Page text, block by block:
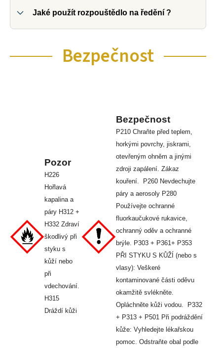
Jaké použít rozpouštědlo na ředění ?
Bezpečnost
Pozor
H226
Hořlavá
kapalina a
páry H312 +
H332 Zdraví
škodlivý při
styku s
kůží nebo
při
vdechování.
H315
Dráždí kůži
Bezpečnost
P210 Chraňte před teplem,
horkými povrchy, jiskrami,
otevřeným ohněm a jinými
zdroji zapálení. Zákaz
kouření. P260 Nevdechujte
páry a aerosoly P280
Používejte ochranné
fluorkaučukové rukavice,
ochranný oděv a ochranné
brýle. P303 + P361+ P353
PŘI STYKU S KŮŽÍ (nebo s
vlasy): Veškeré
kontaminované části oděvu
okamžitě svlékněte.
Opláchněte kůži vodou. P332
+ P313 + P501 Při podráždění
kůže: Vyhledejte lékařskou
pomoc. Odstraňte obal podle